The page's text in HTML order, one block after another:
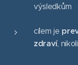
výsledkům
cílem je
zdraví,